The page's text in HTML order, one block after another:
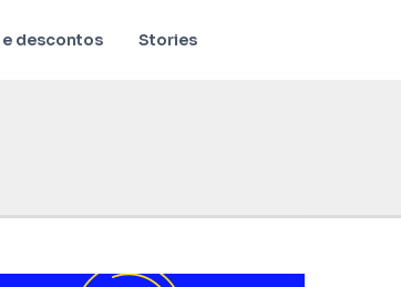
e descontos Stories